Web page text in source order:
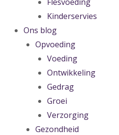
Kinderservies
Ons blog
Opvoeding
Voeding
Ontwikkeling
Gedrag
Groei
Verzorging
Gezondheid